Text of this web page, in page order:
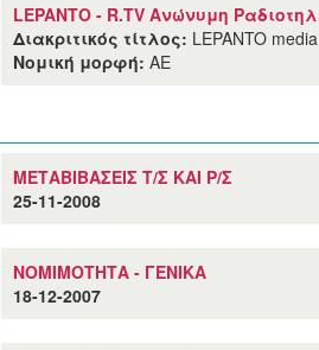
LEPANTO - R.TV Ανώνυμη
Διακριτικός τίτλος: LEPANTO media
Νομική μορφή: ΑΕ
ΜΕΤΑΒΙΒΑΣΕΙΣ Τ/Σ ΚΑΙ Ρ/Σ
25-11-2008
ΝΟΜΙΜΟΤΗΤΑ - ΓΕΝΙΚΑ
18-12-2007